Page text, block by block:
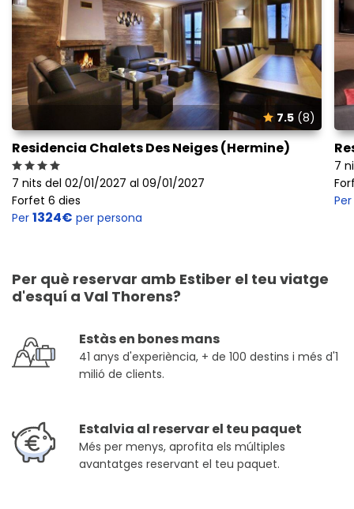
7.5(8)
Residencia Chalets Des Neiges (Hermine)
7 nits del 02/01/2027 al 09/01/2027
Forfet 6 dies
Per 1324€ per persona
7
Per
Per què reservar amb Estiber el teu viatge
d'esquí a Val Thorens?
Estàs en bones mans
41 anys d'experiència, + de 100 destins i més d'1
milió de clients.
Estalvia al reservar el teu paquet
Més per menys, aprofita els múltiples
avantatges reservant el teu paquet.